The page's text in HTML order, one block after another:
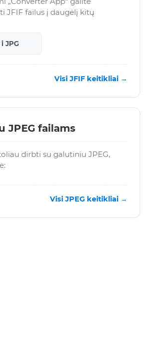
JFIF failus į daugelį kitų
JPG
Visi JFIF keitikliai →
JPEG failams
dirbti su galutiniu JPEG,
Visi JPEG keitikliai →